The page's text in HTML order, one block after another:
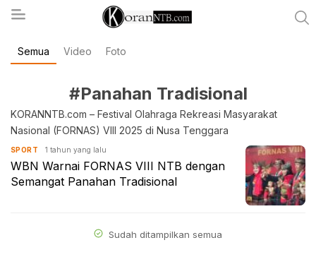
koranntb.com
Semua Video Foto
#Panahan Tradisional
KORANNTB.com – Festival Olahraga Rekreasi Masyarakat
Nasional (FORNAS) VIII 2025 di Nusa Tenggara
SPORT 1 tahun yang lalu
WBN Warnai FORNAS VIII NTB dengan
Semangat Panahan Tradisional
Sudah ditampilkan semua